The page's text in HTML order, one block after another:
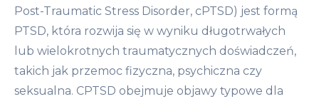
Post-Traumatic Stress Disorder, cPTSD) jest formą
PTSD, która rozwija się w wyniku długotrwałych
lub wielokrotnych traumatycznych doświadczeń,
takich jak przemoc fizyczna, psychiczna czy
seksualna. CPTSD obejmuje objawy typowe dla